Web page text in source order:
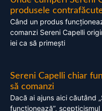
produsele
Când un produs
comanzi Sereni Capelli
iei ca să primești
Sereni Capelli chiar
să comanzi
Dacă ai ajuns aici căutând
funcționează”,